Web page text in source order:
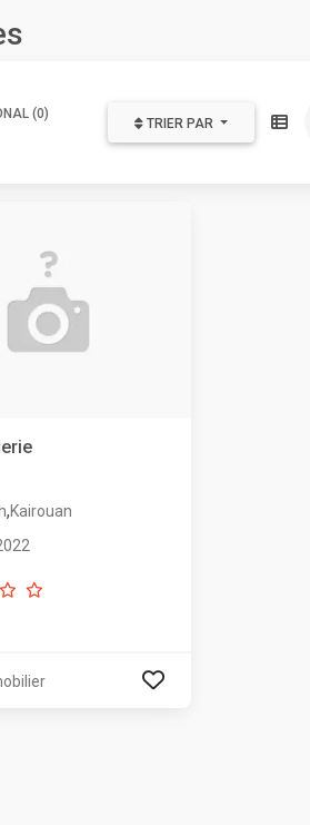
(0)
TRIER PAR
,Kairouan